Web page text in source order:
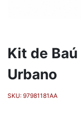
Kit de
Urbano
SKU: 97981181AA